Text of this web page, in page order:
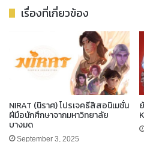
เรื่องที่เกี่ยวข้อง
NIRAT (นิราศ) โปรเจคธีสิสอนิเมชั่น
ฝีมือนักศึกษาจากมหาวิทยาลัย
บางมด
September 3, 2025